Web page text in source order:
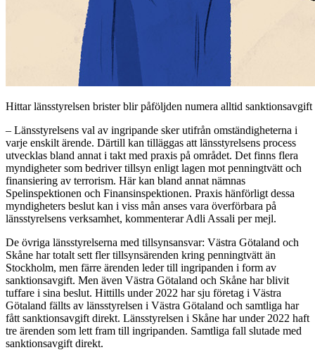
Hittar länsstyrelsen brister blir påföljden numera ­alltid
– Länsstyrelsens val av ingripande sker utifrån omständigheterna i
varje enskilt ärende. Därtill kan tilläggas att länsstyrelsens process
utvecklas bland annat i takt med praxis på området. Det finns flera
myndigheter som bedriver tillsyn enligt lagen mot penningtvätt och
finansiering av terrorism. Här kan bland annat nämnas
Spelinspektionen och Finansinspektionen. Praxis hänförligt dessa
myndigheters beslut kan i viss mån anses vara ­överförbara på
länsstyrelsens verksamhet, kommenterar Adli Assali per mejl.
De övriga länsstyrelserna med tillsynsansvar: Västra Götaland och
Skåne har totalt sett fler tillsynsärenden kring penningtvätt än
Stockholm, men färre ärenden leder till ingripanden i form av
sanktionsavgift. Men även Västra Götaland och Skåne har blivit
tuffare i sina beslut. Hittills under 2022 har sju företag i Västra
Götaland fällts av länsstyrelsen i Västra Götaland och samtliga har
fått sanktionsavgift direkt. Länsstyrelsen i Skåne har under 2022 haft
tre ärenden som lett fram till ingripanden. Samtliga fall slutade med
sanktionsavgift direkt.